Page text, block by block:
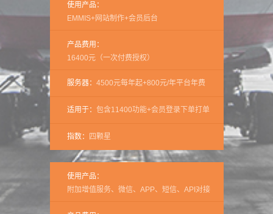
使用产品：
EMMIS+网站制作+会员后台
产品费用：
16400元（一次付费授权）
服务器： 4500元每年起+800元/年平台年费
适用于： 包含11400功能+会员登录下单打单
指数： 四颗星
使用产品：
附加增值服务、微信、APP、短信、API对接